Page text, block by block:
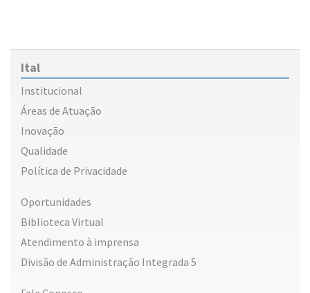
Ital
Institucional
Áreas de Atuação
Inovação
Qualidade
Política de Privacidade
Oportunidades
Biblioteca Virtual
Atendimento à imprensa
Divisão de Administração Integrada 5